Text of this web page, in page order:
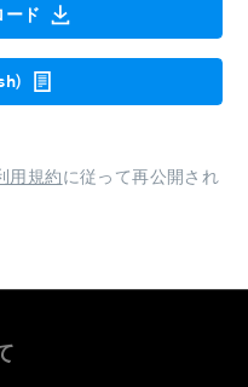
ード
用規約に従って再公開され